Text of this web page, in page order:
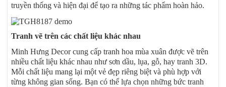
truyền thống và hiện đại để tạo ra những tác phẩm hoàn hảo.
Tranh vẽ trên các chất liệu khác nhau
Minh Hưng Decor cung cấp tranh hoa mùa xuân được vẽ trên
nhiều chất liệu khác nhau như sơn dầu, lụa, gỗ, hay tranh 3D.
Mỗi chất liệu mang lại một vẻ đẹp riêng biệt và phù hợp với
từng không gian sống. Bạn có thể lựa chọn những bức tranh